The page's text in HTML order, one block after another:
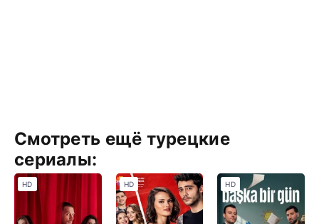
Смотреть ещё турецкие
сериалы:
HD HD HD